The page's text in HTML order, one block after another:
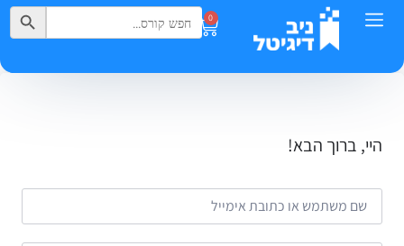
0
Search
for:
Search Button
היי, ברוך הבא!